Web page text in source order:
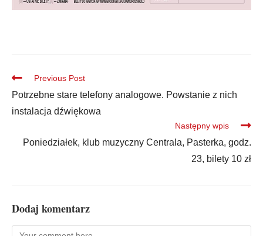
Previous Post
Potrzebne stare telefony analogowe. Powstanie z nich
instalacja dźwiękowa
Następny wpis
Poniedziałek, klub muzyczny Centrala, Pasterka, godz.
23, bilety 10 zł
Dodaj komentarz